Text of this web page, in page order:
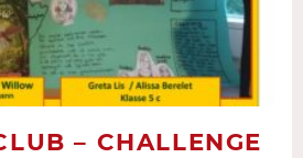
– CHALLENGE